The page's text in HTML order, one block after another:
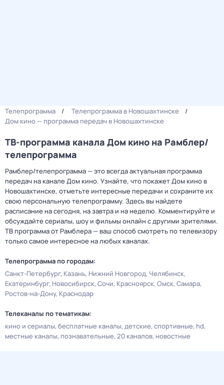
Телепрограмма
Телепрограмма в Новошахтинске
Дом кино — программа передач в Новошахтинске
ТВ-программа канала Дом кино на Рамблер/
телепрограмма
Рамблер/телепрограмма — это всегда актуальная программа
передач на канале Дом кино. Узнайте, что покажет Дом кино в
Новошахтинске, отметьте интересные передачи и сохраните их
свою персональную телепрограмму. Здесь вы найдете
расписание на сегодня, на завтра и на неделю. Комментируйте и
обсуждайте сериалы, шоу и фильмы онлайн с другими зрителями.
ТВ программа от Рамблера — ваш способ смотреть по телевизору
только самое интересное на любых каналах.
Телепрограмма по городам:
Санкт-Петербург Казань Нижний Новгород Челябинск
Екатеринбург Новосибирск Сочи Красноярск Омск Самара
Ростов-на-Дону Краснодар
Телеканалы по тематикам:
кино и сериалы бесплатные каналы детские спортивные hd
местные каналы познавательные 20 каналов новостные